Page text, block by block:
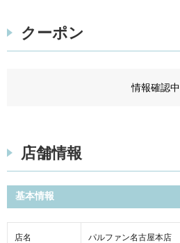
クーポン
情報確認中
店舗情報
基本情報
店名 パルファン名古屋本店